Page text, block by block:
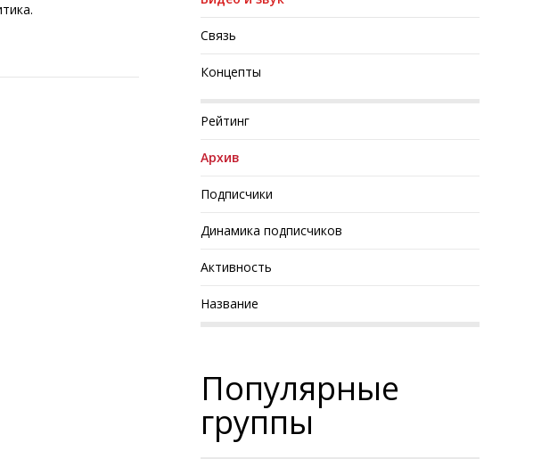
Связь
Концепты
Рейтинг
Архив
Подписчики
Динамика подписчиков
Активность
Название
Популярные
группы